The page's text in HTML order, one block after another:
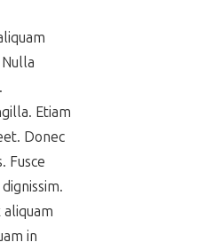
Etiam
Donec
Fusce
aliquam
in